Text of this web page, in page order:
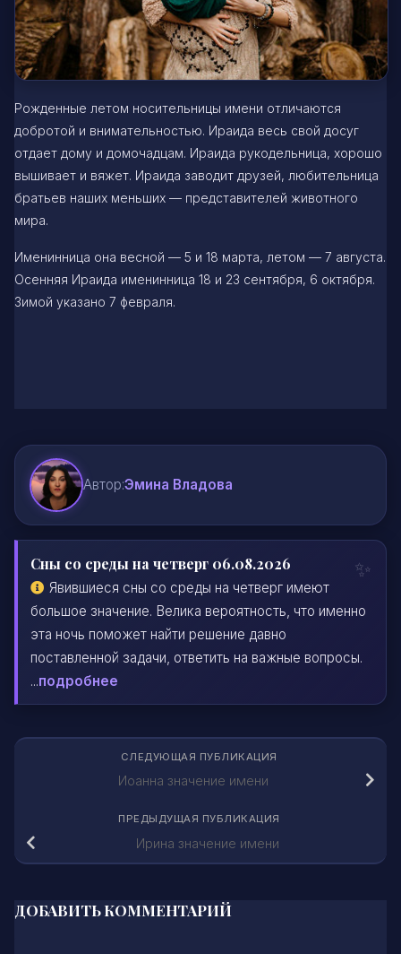
Рожденные летом носительницы имени отличаются
добротой и внимательностью. Ираида весь свой досуг
отдает дому и домочадцам. Ираида рукодельница, хорошо
вышивает и вяжет. Ираида заводит друзей, любительница
братьев наших меньших — представителей животного
мира.
Именинница она весной — 5 и 18 марта, летом — 7 августа.
Осенняя Ираида именинница 18 и 23 сентября, 6 октября.
Зимой указано 7 февраля.
Автор:Эмина Владова
Сны со среды на четверг 06.08.2026
Явившиеся сны со среды на четверг имеют
большое значение. Велика вероятность, что именно
эта ночь поможет найти решение давно
поставленной задачи, ответить на важные вопросы.
...подробнее
СЛЕДУЮЩАЯ ПУБЛИКАЦИЯ
Иоанна значение имени
ПРЕДЫДУЩАЯ ПУБЛИКАЦИЯ
Ирина значение имени
ДОБАВИТЬ КОММЕНТАРИЙ